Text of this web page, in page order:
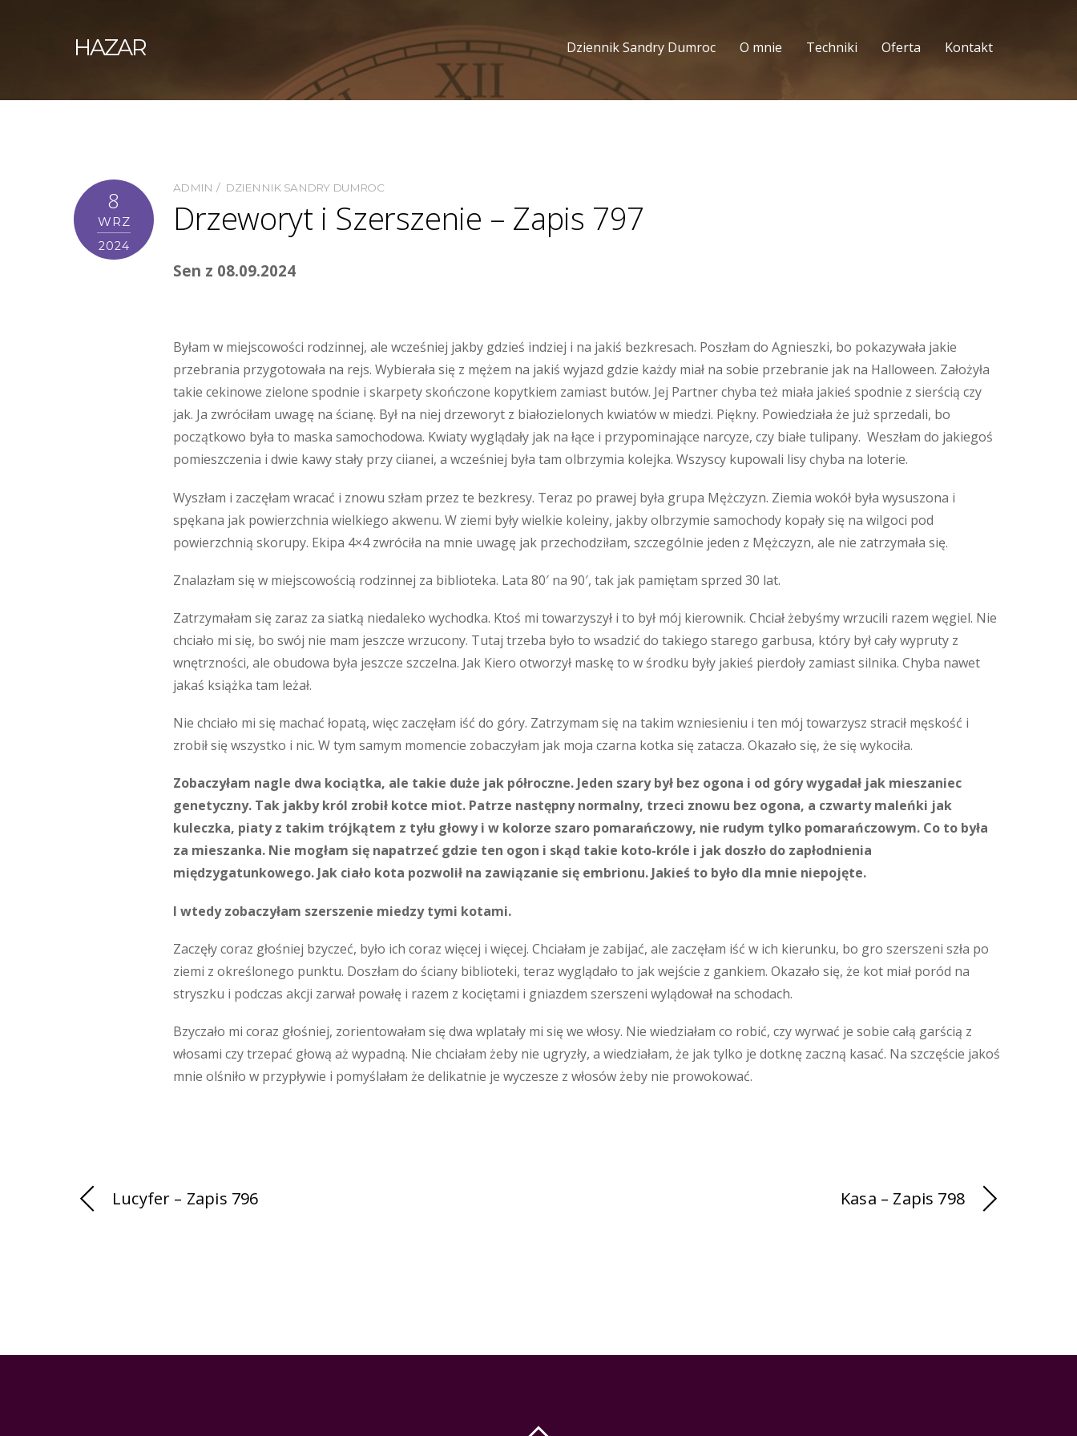
HAZAR Dziennik Sandry Dumroc O mnie Techniki Oferta Kontakt
8
WRZ
2024
ADMIN DZIENNIK SANDRY DUMROC
Drzeworyt i Szerszenie – Zapis 797
Sen z 08.09.2024
Byłam w miejscowości rodzinnej, ale wcześniej jakby gdzieś indziej i na jakiś bezkresach. Poszłam do Agnieszki, bo pokazywała jakie
przebrania przygotowała na rejs. Wybierała się z mężem na jakiś wyjazd gdzie każdy miał na sobie przebranie jak na Halloween. Założyła
takie cekinowe zielone spodnie i skarpety skończone kopytkiem zamiast butów. Jej Partner chyba też miała jakieś spodnie z sierścią czy
jak. Ja zwróciłam uwagę na ścianę. Był na niej drzeworyt z białozielonych kwiatów w miedzi. Piękny. Powiedziała że już sprzedali, bo
początkowo była to maska samochodowa. Kwiaty wyglądały jak na łące i przypominające narcyze, czy białe tulipany. Weszłam do jakiegoś
pomieszczenia i dwie kawy stały przy ciianei, a wcześniej była tam olbrzymia kolejka. Wszyscy kupowali lisy chyba na loterie.
Wyszłam i zaczęłam wracać i znowu szłam przez te bezkresy. Teraz po prawej była grupa Mężczyzn. Ziemia wokół była wysuszona i
spękana jak powierzchnia wielkiego akwenu. W ziemi były wielkie koleiny, jakby olbrzymie samochody kopały się na wilgoci pod
powierzchnią skorupy. Ekipa 4×4 zwróciła na mnie uwagę jak przechodziłam, szczególnie jeden z Mężczyzn, ale nie zatrzymała się.
Znalazłam się w miejscowością rodzinnej za biblioteka. Lata 80′ na 90′, tak jak pamiętam sprzed 30 lat.
Zatrzymałam się zaraz za siatką niedaleko wychodka. Ktoś mi towarzyszył i to był mój kierownik. Chciał żebyśmy wrzucili razem węgiel. Nie
chciało mi się, bo swój nie mam jeszcze wrzucony. Tutaj trzeba było to wsadzić do takiego starego garbusa, który był cały wypruty z
wnętrzności, ale obudowa była jeszcze szczelna. Jak Kiero otworzył maskę to w środku były jakieś pierdoły zamiast silnika. Chyba nawet
jakaś książka tam leżał.
Nie chciało mi się machać łopatą, więc zaczęłam iść do góry. Zatrzymam się na takim wzniesieniu i ten mój towarzysz stracił męskość i
zrobił się wszystko i nic. W tym samym momencie zobaczyłam jak moja czarna kotka się zatacza. Okazało się, że się wykociła.
Zobaczyłam nagle dwa kociątka, ale takie duże jak półroczne. Jeden szary był bez ogona i od góry wygadał jak mieszaniec
genetyczny. Tak jakby król zrobił kotce miot. Patrze następny normalny, trzeci znowu bez ogona, a czwarty maleńki jak
kuleczka, piaty z takim trójkątem z tyłu głowy i w kolorze szaro pomarańczowy, nie rudym tylko pomarańczowym. Co to była
za mieszanka. Nie mogłam się napatrzeć gdzie ten ogon i skąd takie koto-króle i jak doszło do zapłodnienia
międzygatunkowego. Jak ciało kota pozwolił na zawiązanie się embrionu. Jakieś to było dla mnie niepojęte.
I wtedy zobaczyłam szerszenie miedzy tymi kotami.
Zaczęły coraz głośniej bzyczeć, było ich coraz więcej i więcej. Chciałam je zabijać, ale zaczęłam iść w ich kierunku, bo gro szerszeni szła po
ziemi z określonego punktu. Doszłam do ściany biblioteki, teraz wyglądało to jak wejście z gankiem. Okazało się, że kot miał poród na
stryszku i podczas akcji zarwał powałę i razem z kociętami i gniazdem szerszeni wylądował na schodach.
Bzyczało mi coraz głośniej, zorientowałam się dwa wplatały mi się we włosy. Nie wiedziałam co robić, czy wyrwać je sobie całą garścią z
włosami czy trzepać głową aż wypadną. Nie chciałam żeby nie ugryzły, a wiedziałam, że jak tylko je dotknę zaczną kasać. Na szczęście jakoś
mnie olśniło w przypływie i pomyślałam że delikatnie je wyczesze z włosów żeby nie prowokować.
Lucyfer – Zapis 796 Kasa – Zapis 798